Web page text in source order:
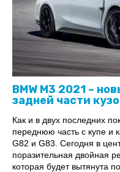
BMW M3 2021 –
задней части
Как и в двух последних
переднюю часть с купе и
G82 и G83. Сегодня в
поразительная двойная
которая будет вытянута